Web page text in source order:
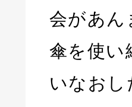
会があん
傘を使い
いなお